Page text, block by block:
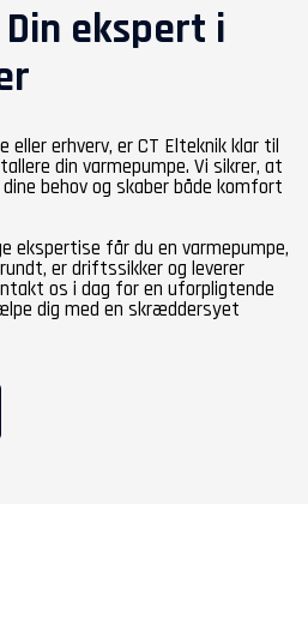
Din ekspert i
eller erhverv, er CT Elteknik klar til
din varmepumpe. Vi sikrer, at
behov og skaber både komfort
ekspertise får du en varmepumpe,
er driftssikker og leverer
os i dag for en uforpligtende
dig med en skræddersyet